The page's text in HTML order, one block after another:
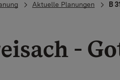
Aktuelle Planungen B
-